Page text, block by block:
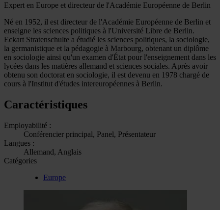
Expert en Europe et directeur de l'Académie Européenne de Berlin
Né en 1952, il est directeur de l'Académie Européenne de Berlin et
enseigne les sciences politiques à l'Université Libre de Berlin.
Eckart Stratenschulte a étudié les sciences politiques, la sociologie,
la germanistique et la pédagogie à Marbourg, obtenant un diplôme
en sociologie ainsi qu'un examen d'État pour l'enseignement dans les
lycées dans les matières allemand et sciences sociales. Après avoir
obtenu son doctorat en sociologie, il est devenu en 1978 chargé de
cours à l'Institut d'études intereuropéennes à Berlin.
Caractéristiques
Employabilité :
Conférencier principal, Panel, Présentateur
Langues :
Allemand, Anglais
Catégories
Europe